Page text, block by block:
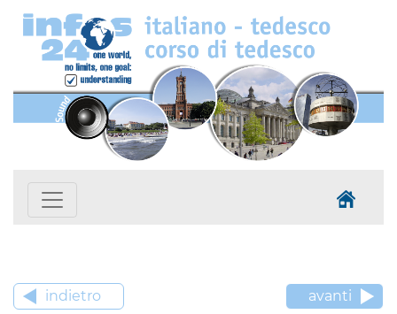
indietro avanti